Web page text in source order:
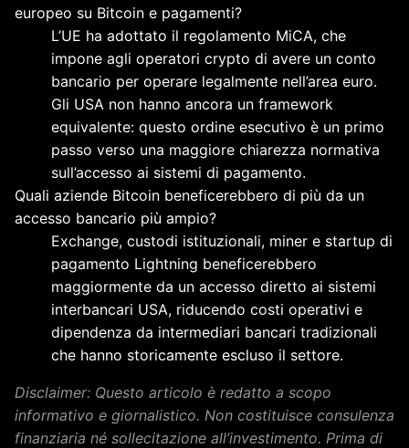
europeo su Bitcoin e pagamenti?
L’UE ha adottato il regolamento MiCA, che
impone agli operatori crypto di avere un conto
bancario per operare legalmente nell’area euro.
Gli USA non hanno ancora un framework
equivalente: questo ordine esecutivo è un primo
passo verso una maggiore chiarezza normativa
sull’accesso ai sistemi di pagamento.
Quali aziende Bitcoin beneficerebbero di più da un
accesso bancario più ampio?
Exchange, custodi istituzionali, miner e startup di
pagamento Lightning beneficerebbero
maggiormente da un accesso diretto ai sistemi
interbancari USA, riducendo costi operativi e
dipendenza da intermediari bancari tradizionali
che hanno storicamente escluso il settore.
Disclaimer: Questo articolo è redatto a scopo
informativo e giornalistico. Non costituisce consulenza
finanziaria né sollecitazione all’investimento. Prima di